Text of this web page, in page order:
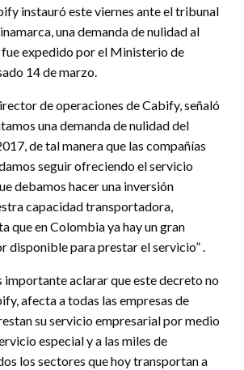
instauró este viernes ante el tribunal
una demanda de nulidad al
expedido por el Ministerio de
14 de marzo.
de operaciones de Cabify, señaló
una demanda de nulidad del
de tal manera que las compañías
seguir ofreciendo el servicio
debamos hacer una inversión
capacidad transportadora,
que en Colombia ya hay un gran
disponible para prestar el servicio” .
importante aclarar que este decreto no
afecta a todas las empresas de
su servicio empresarial por medio
especial y a las miles de
los sectores que hoy transportan a